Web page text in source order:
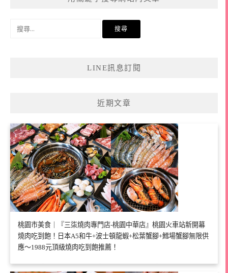
LINE訊息訂閱
近期文章
桃園市美食｜『三柒燒肉專門店-桃園中華店』桃園火車站新開幕
燒肉吃到飽！日本A5和牛+波士頓龍蝦+松葉蟹腳+鱈場蟹腳無限供
應～1988元頂級燒肉吃到飽推薦！